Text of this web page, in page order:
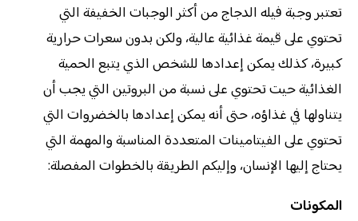
تعتبر وجبة فيله الدجاج من أكثر الوجبات الخفيفة التي
تحتوي على قيمة غذائية عالية، ولكن بدون سعرات حرارية
كبيرة، كذلك يمكن إعدادها للشخص الذي يتبع الحمية
الغذائية حيت تحتوي على نسبة من البروتين التي يجب أن
يتناولها في غذاؤه، حتى أنه يمكن إعدادها بالخضروات التي
تحتوي على الفيتامينات المتعددة المناسبة والمهمة التي
يحتاج إليها الإنسان، وإليكم الطريقة بالخطوات المفصلة:
المكونات